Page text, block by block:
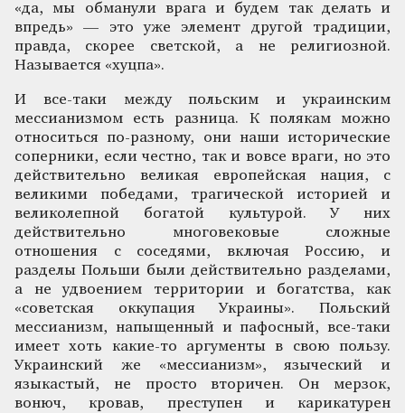
«да, мы обманули врага и будем так делать и
впредь» — это уже элемент другой традиции,
правда, скорее светской, а не религиозной.
Называется «хуцпа».
И все-таки между польским и украинским
мессианизмом есть разница. К полякам можно
относиться по-разному, они наши исторические
соперники, если честно, так и вовсе враги, но это
действительно великая европейская нация, с
великими победами, трагической историей и
великолепной богатой культурой. У них
действительно многовековые сложные
отношения с соседями, включая Россию, и
разделы Польши были действительно разделами,
а не удвоением территории и богатства, как
«советская оккупация Украины». Польский
мессианизм, напыщенный и пафосный, все-таки
имеет хоть какие-то аргументы в свою пользу.
Украинский же «мессианизм», языческий и
языкастый, не просто вторичен. Он мерзок,
вонюч, кровав, преступен и карикатурен